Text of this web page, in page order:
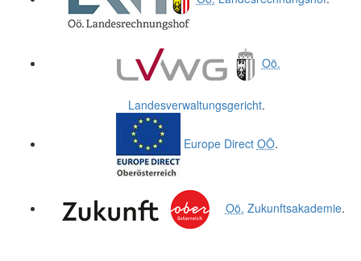
Oö.
Landesverwaltungsgericht.
Europe Direct OÖ.
Oö. Zukunftsakademie.